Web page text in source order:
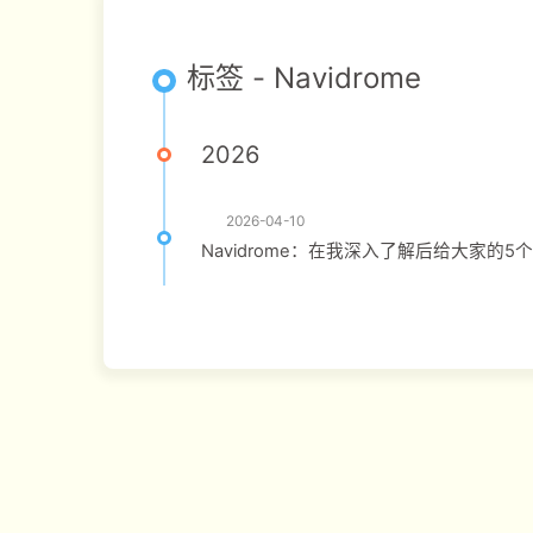
标签 - Navidrome
2026
2026-04-10
Navidrome：在我深入了解后给大家的5